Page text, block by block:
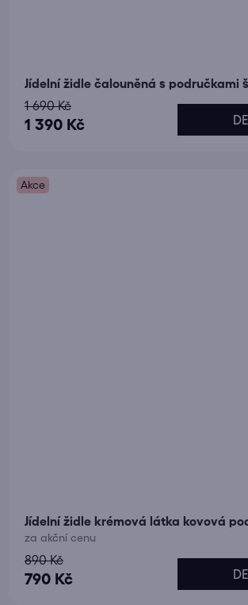
Jídelní židle čalouněná s područkami
1 390 Kč
1 690 Kč
Akce
Jídelní židle krémová látka kovová
za akční cenu
790 Kč
890 Kč